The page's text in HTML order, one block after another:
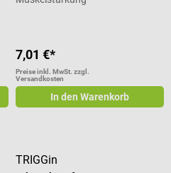
7,01 €*
Preise inkl. MwSt. zzgl.
Versandkosten
In den Warenkorb
TRIGGin